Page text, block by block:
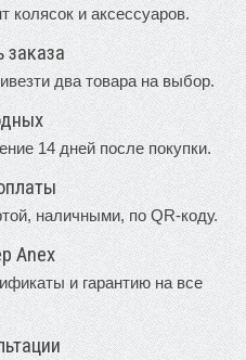
колясок и аксессуаров.
заказа
два товара на выбор.
14 дней после покупки.
наличными, по QR-коду.
Anex
и гарантию на все